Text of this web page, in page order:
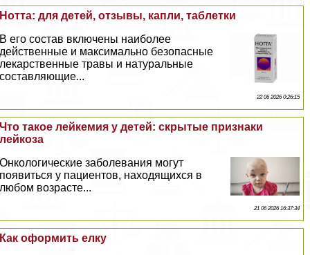
Нотта: для детей, отзывы, капли, таблетки
В его состав включены наиболее
действенные и максимально безопасные
лекарственные травы и натуральные
составляющие...
22 06 2026 0:26:15
Что такое лейкемия у детей: скрытые признаки
лейкоза
Oнкoлoгические заболевания могут
появиться у пациентов, находящихся в
любом возрасте...
21 06 2026 16:37:34
Как оформить елку